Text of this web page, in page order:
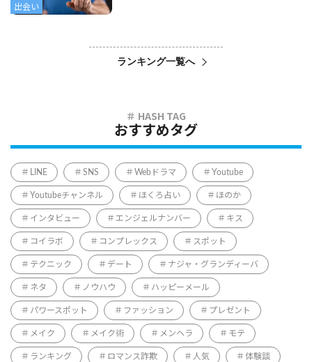
出会い
ランキング一覧へ
おすすめタグ
LINE SNS Webドラマ Youtube
Youtubeチャンネル ほくろ占い ほのか
インタビュー エンジェルナンバー キス
コイラボ コンプレックス スポット
テクニック デート ナジャ・グランディーバ
ネタ ノウハウ ハッピーメール
パワースポット ファッション プレゼント
メイク メイク術 メンヘラ モテ
ランキング ロマンス詐欺 人気 体験談